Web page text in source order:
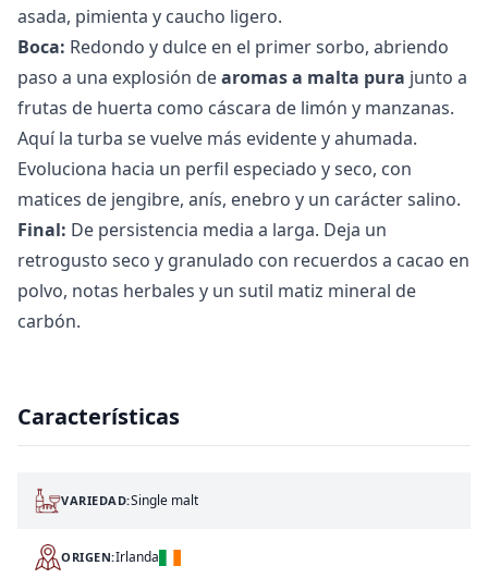
asada, pimienta y caucho ligero.
Boca: Redondo y dulce en el primer sorbo, abriendo
paso a una explosión dearomas a malta pura junto a
frutas de huerta como cáscara de limón y manzanas.
Aquí la turba se vuelve más evidente y ahumada.
Evoluciona hacia un perfil especiado y seco, con
matices de jengibre, anís, enebro y un carácter salino.
Final: De persistencia media a larga. Deja un
retrogusto seco y granulado con recuerdos a cacao en
polvo, notas herbales y un sutil matiz mineral de
carbón.
Características
VARIEDAD:Single malt
ORIGEN:Irlanda